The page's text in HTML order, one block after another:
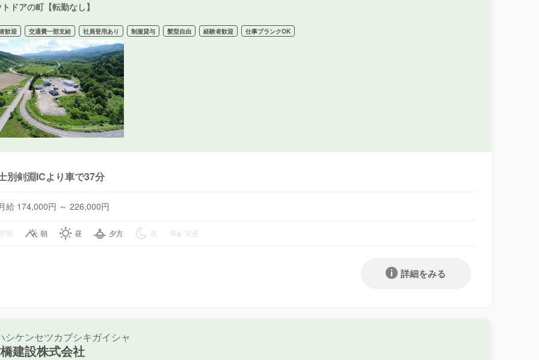
ドアの町【転勤なし】
歓迎 交通費一部支給 社員登用あり 制服貸与 髪型自由 経験者歓迎 仕事ブランクOK
別剣淵ICより車で37分
給 174,000円 ～ 226,000円
朝 朝 昼 夕方 夜 深夜
詳細をみる
シケンセツカブシキガイシャ
建設株式会社